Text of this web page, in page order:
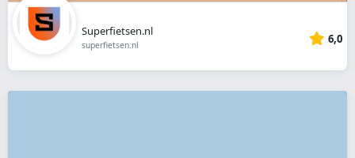
Superfietsen.nl
superfietsen.nl 6,0